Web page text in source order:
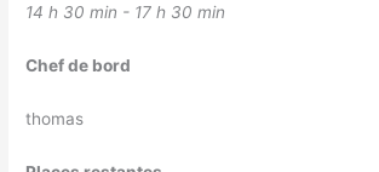
14 h 30 min - 17 h 30 min
Chef de bord
thomas